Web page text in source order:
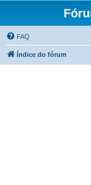
FAQ
Índice do fórum